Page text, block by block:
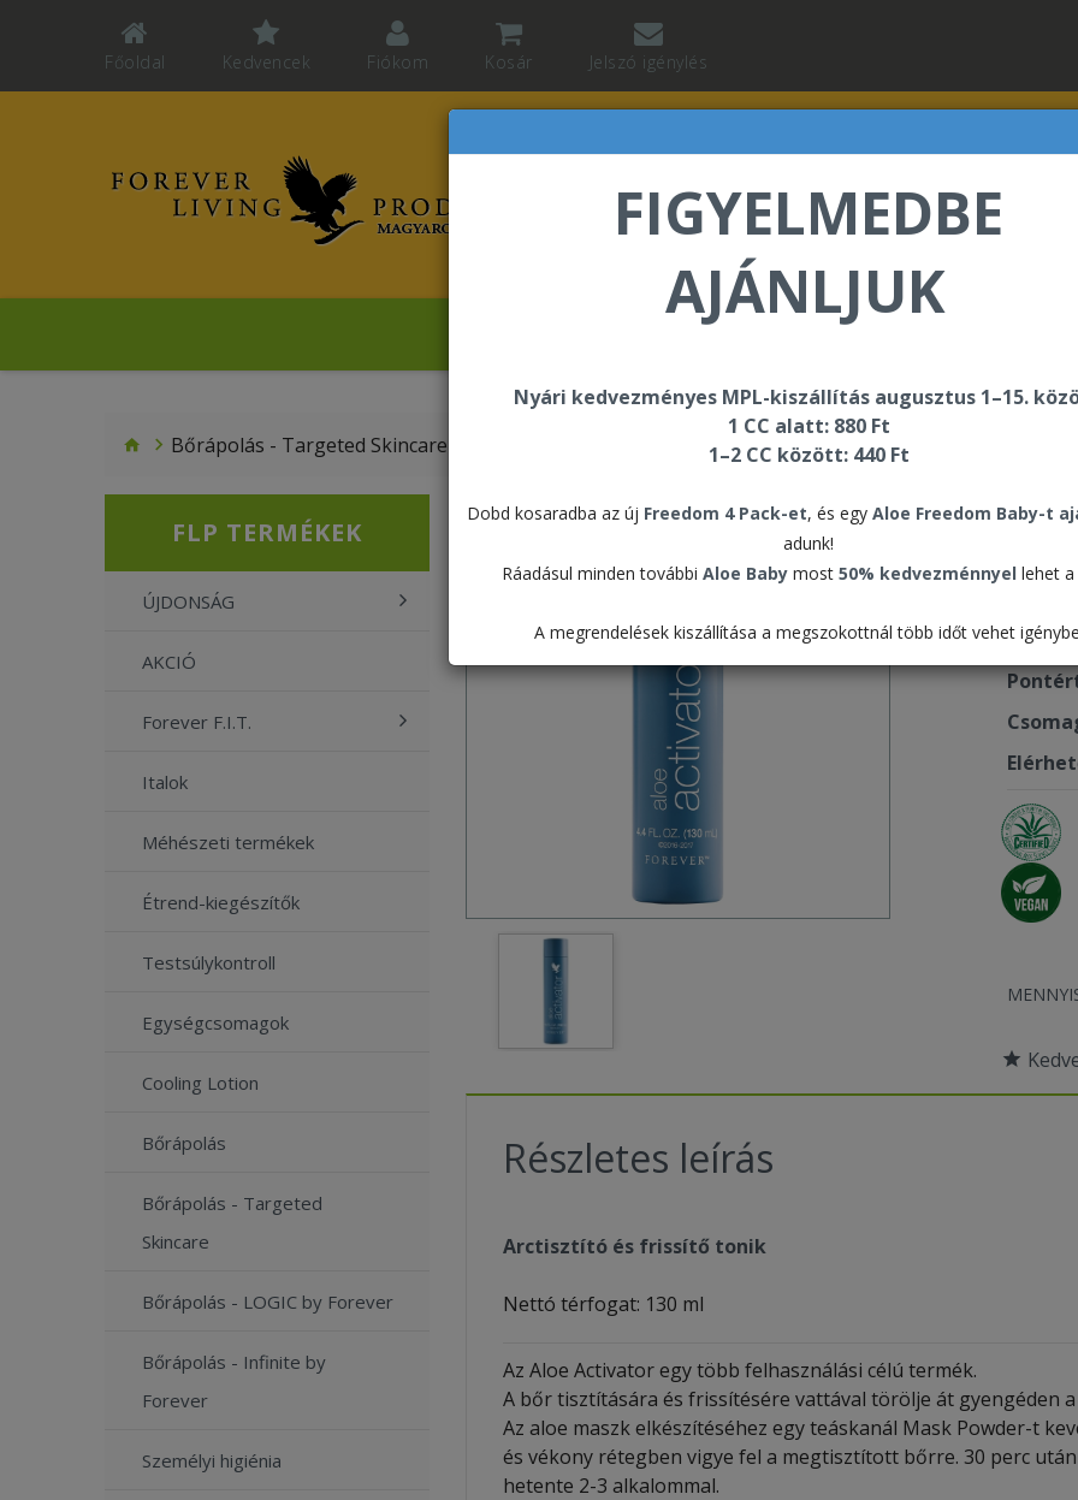
FIGYELMEDBE
AJÁNLJUK
Nyári kedvezményes MPL-kiszállítás augusztus 1–15.
1 CC alatt: 880 Ft
1–2 CC között: 440 Ft
Dobd kosaradba az új Freedom 4 Pack-et, és egy Aloe Freedom Baby-t
adunk!
Ráadásul minden további Aloe Babymost 50% kedvezménnyel lehet a
A megrendelések kiszállítása a megszokottnál több időt vehet
Főoldal Kedvencek Fiókom Kosár Jelszó igénylés
Bőrápolás - Targeted Skincare
FLP TERMÉKEK
ÚJDONSÁG
AKCIÓ
Forever F.I.T.
Italok
Méhészeti termékek
Étrend-kiegészítők
Testsúlykontroll
Egységcsomagok
Cooling Lotion
Bőrápolás
Bőrápolás - Targeted
Skincare
Bőrápolás - LOGIC by Forever
Bőrápolás - Infinite by
Forever
Személyi higiénia
Részletes leírás
Arctisztító és frissítő tonik
Nettó térfogat: 130 ml
Az Aloe Activator egy több felhasználási célú termék.
A bőr tisztítására és frissítésére vattával törölje át gyengéden
Az aloe maszk elkészítéséhez egy teáskanál Mask Powder-t
és vékony rétegben vigye fel a megtisztított bőrre. 30 perc
hetente 2-3 alkalommal.